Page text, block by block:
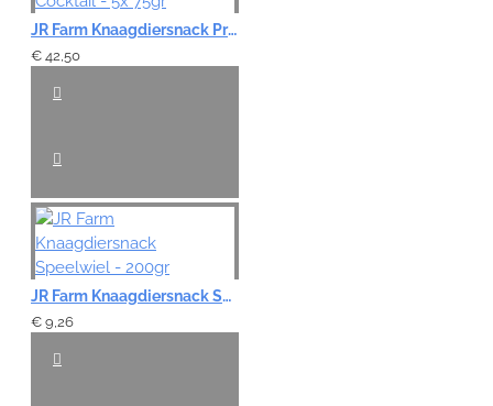
JR Farm Knaagdiersnack Proteïne Cocktail - 5x 75gr
€ 42,50
JR Farm Knaagdiersnack Speelwiel - 200gr
€ 9,26